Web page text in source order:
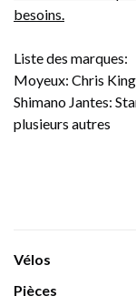
besoins.
Liste des marques:
Moyeux: Chris
Shimano Jantes:
plusieurs autres
Vélos
Pièces